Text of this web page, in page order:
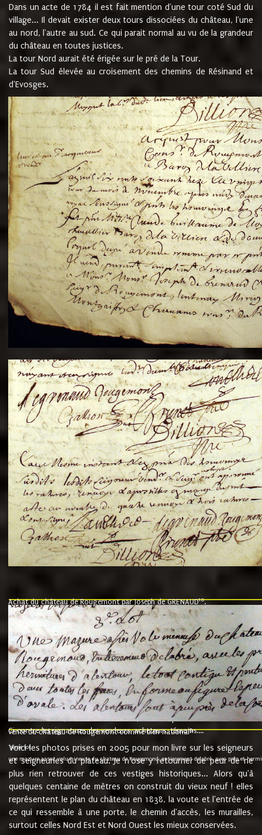
Dans un acte de 1784 il est fait mention d'une tour coté Sud du
village... Il devait exister deux tours dissociées du château, l'une
au nord, l'autre au sud. Ce qui parait normal au vu de la grandeur
du château en toutes justices.
La tour Nord aurait été érigée sur le pré de la Tour.
La tour Sud élevée au croisement des chemins de Résinand et
d'Evosges.
Achat du château de Rougemont par Joseph de GRENAUD10.
"l'an mil six cent soixante treze le ving neuvième jour du mois de
nommé fut présent Messire Claude Guillaume de Moyriat chevalier baron
vend, purement simplement et irrevocablement a monseigneur monsieur
et chavannes conseiller du roy au parlement de Bourgogne, present et
que le dit seigneur Baron de la Vellière a sur ses hommes, indivisables et
de la Velliere tout ainsi et comme le dit seigneur Baron et ses
présent......"
suivent les rentes, donation des terriers, etc... au prix de 880 livre louis
Ci contre les signatures des vendeurs, acheteurs, témoins....
vente du château de Rougemont comme bien national9.
"3ème lot
une mazure assez volumineuse du chateau de Rougemond, entierement delabré, avec près et
Voici les photos prises en 2005 pour mon livre sur les seigneurs
et seigneuries du plateau. Je n'ose y retourner de peur de ne
plus rien retrouver de ces vestiges historiques... Alors qu'à
quelques centaine de mètres on construit du vieux neuf ! elles
représentent le plan du château en 1838, la voute et l'entrée de
ce qui ressemble à une porte, le chemin d'accès, les murailles,
surtout celles Nord Est et Nord Ouest les mieux conservées.